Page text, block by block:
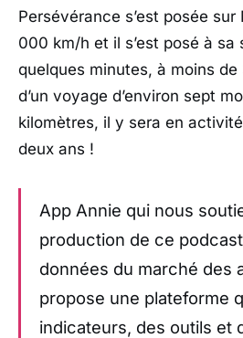
Persévérance s’est posée sur
000 km/h et il s’est posé à sa
quelques minutes, à moins
d’un voyage d’environ sept
kilomètres, il y sera en
deux ans !
App Annie qui nous
production de ce
données du marché des
propose une plateforme
indicateurs, des outils et